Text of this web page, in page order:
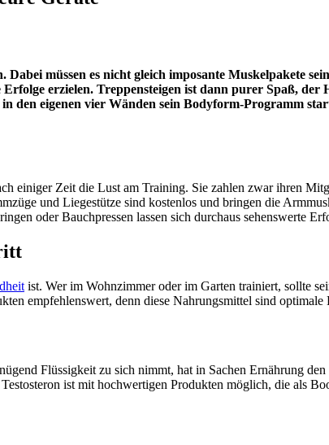
müssen es nicht gleich imposante Muskelpakete
erzielen. Treppensteigen ist dann purer Spaß,
den eigenen vier Wänden sein Bodyform-Programm
einiger Zeit die Lust am Training. Sie zahlen zwar ihren
und Liegestütze sind kostenlos und bringen die
oder Bauchpressen lassen sich durchaus sehenswerte
ist. Wer im Wohnzimmer oder im Garten trainiert, sollte
empfehlenswert, denn diese Nahrungsmittel sind optimale
Flüssigkeit zu sich nimmt, hat in Sachen Ernährung
ist mit hochwertigen Produkten möglich, die als